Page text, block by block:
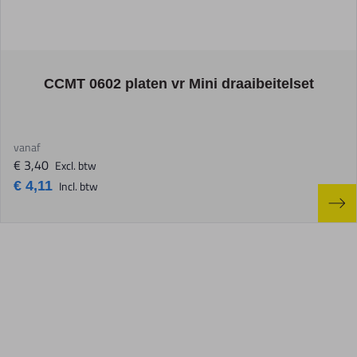
CCMT 0602 platen vr Mini draaibeitelset
The price depends on the options chosen on the product page
vanaf
€ 4,11 Incl. btw
€ 3,40 Excl. btw